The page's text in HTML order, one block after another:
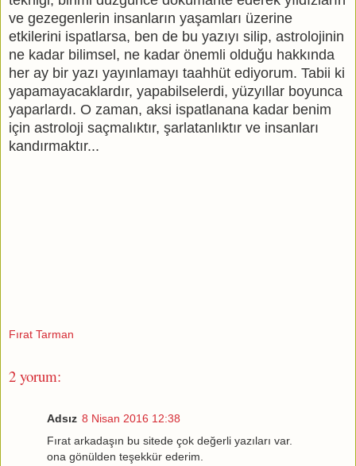
ve gezegenlerin insanların yaşamları üzerine
etkilerini ispatlarsa, ben de bu yazıyı silip, astrolojinin
ne kadar bilimsel, ne kadar önemli olduğu hakkında
her ay bir yazı yayınlamayı taahhüt ediyorum. Tabii ki
yapamayacaklardır, yapabilselerdi, yüzyıllar boyunca
yaparlardı. O zaman, aksi ispatlanana kadar benim
için astroloji saçmalıktır, şarlatanlıktır ve insanları
kandırmaktır...
Fırat Tarman
2 yorum:
Adsız 8 Nisan 2016 12:38
Fırat arkadaşın bu sitede çok değerli yazıları var.
ona gönülden teşekkür ederim.